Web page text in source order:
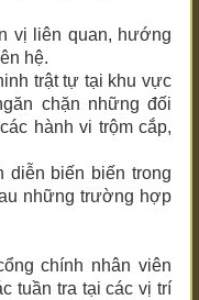
vị liên quan, hướng
hệ.
trật tự tại khu vực
chặn những đối
hành vi trộm cắp,
diễn biến biến trong
những trường hợp
chính nhân viên
tuần tra tại các vị trí